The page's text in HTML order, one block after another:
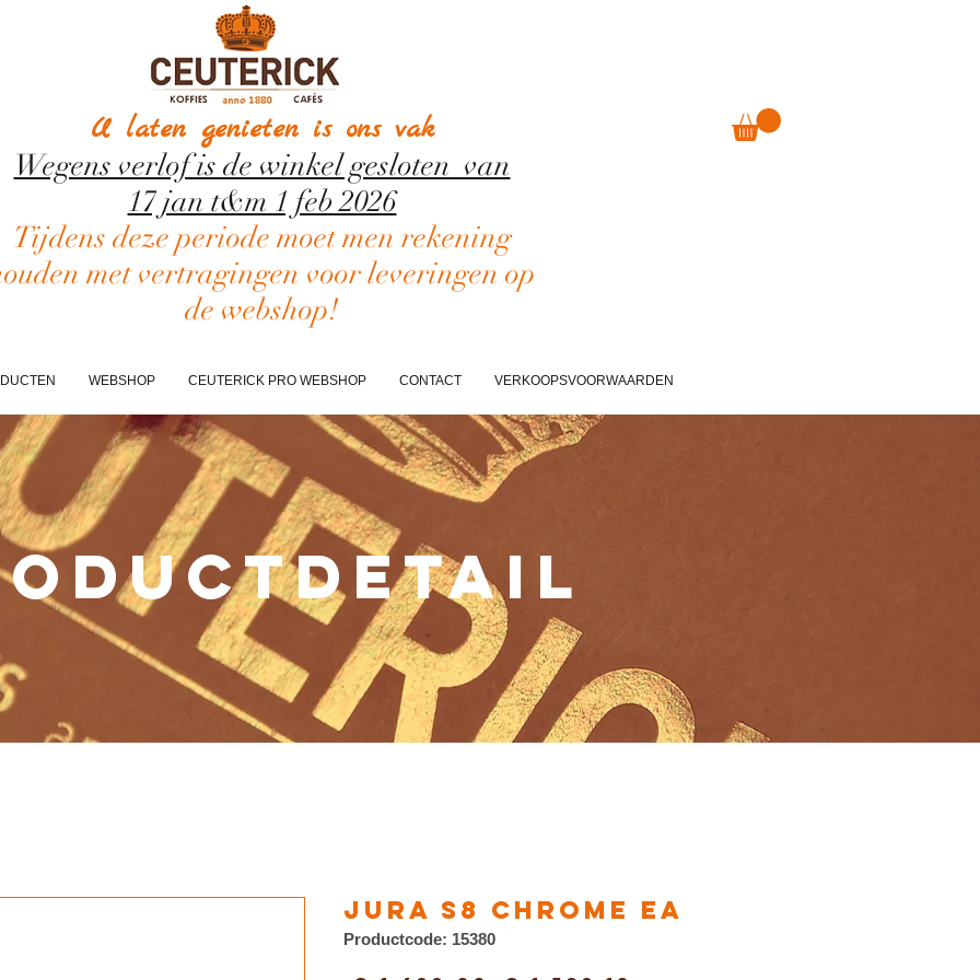
U laten genieten is ons vak
Wegens verlof is de winkel gesloten van
17 jan t&m 1 feb 2026
Tijdens deze periode moet men rekening
met vertragingen voor leveringen op
de webshop!
WEBSHOP CEUTERICK PRO WEBSHOP CONTACT VERKOOPSVOORWAARDEN
Jura S8 Chrome EA
Productcode: 15380